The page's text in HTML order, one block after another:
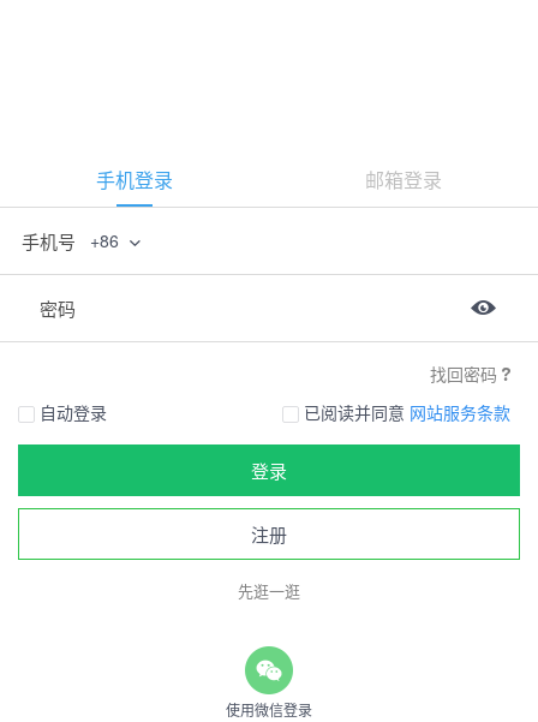
手机登录 邮箱登录
手机号 +86
密码
找回密码
自动登录
已阅读并同意 网站服务条款
登录
注册
先逛一逛
使用微信登录